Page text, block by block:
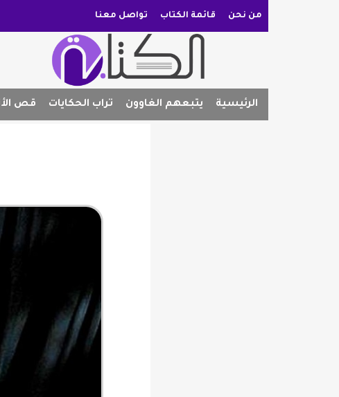
من نحن قائمة الكتاب تواصل معنا
الرئيسية يتبعهم الغاوون تراب الحكايات قص